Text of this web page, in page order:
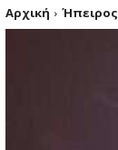
Αρχική Ήπειρος